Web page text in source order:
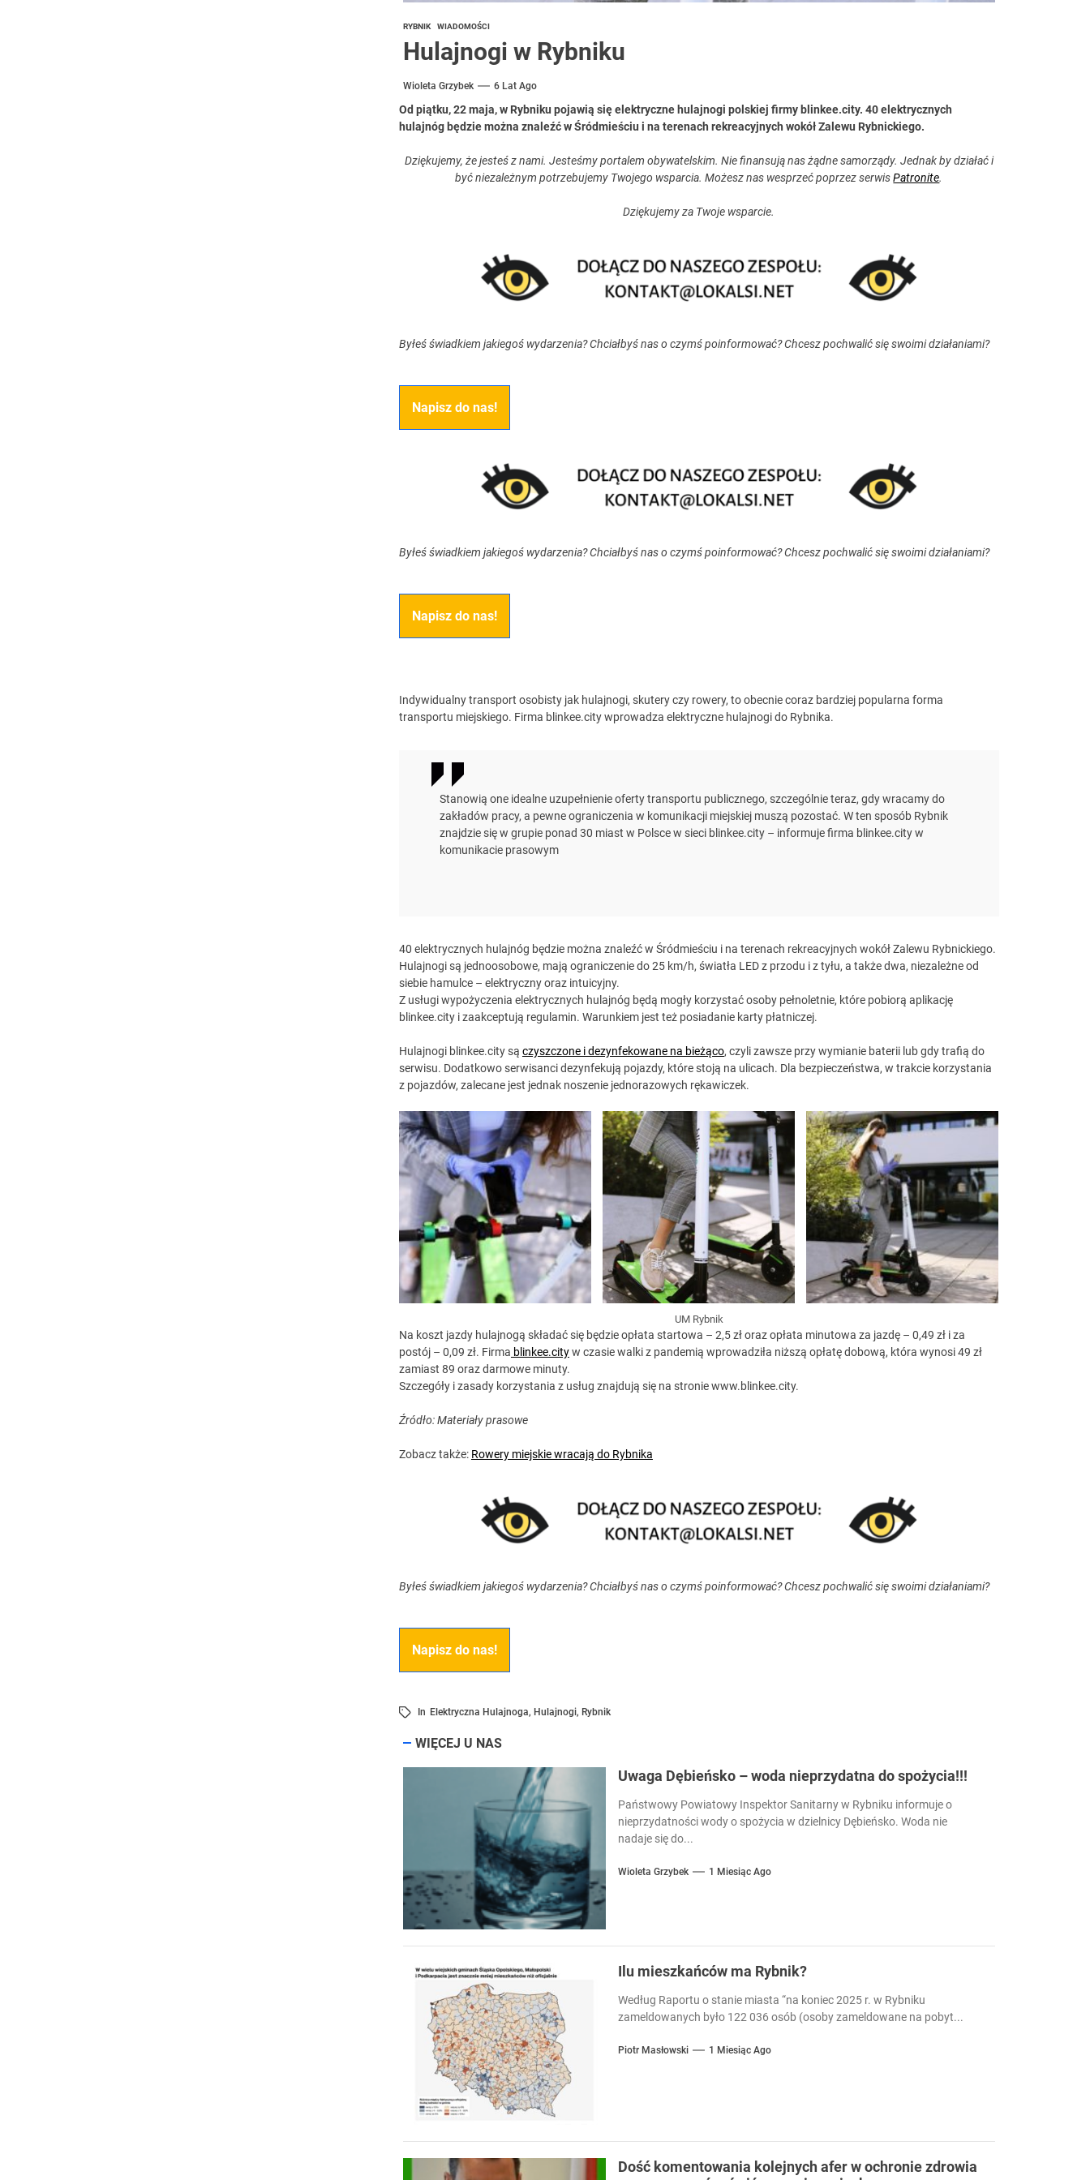
RYBNIK WIADOMOŚCI
Hulajnogi w Rybniku
Wioleta Grzybek 6 Lat Ago
Od piątku, 22 maja, w Rybniku pojawią się elektryczne hulajnogi polskiej firmy blinkee.city. 40 elektrycznych
hulajnóg będzie można znaleźć w Śródmieściu i na terenach rekreacyjnych wokół Zalewu Rybnickiego.
Dziękujemy, że jesteś z nami. Jesteśmy portalem obywatelskim. Nie finansują nas żądne samorządy. Jednak by działać i
być niezależnym potrzebujemy Twojego wsparcia. Możesz nas wesprzeć poprzez serwisPatronite.
Dziękujemy za Twoje wsparcie.
Byłeś świadkiem jakiegoś wydarzenia? Chciałbyś nas o czymś poinformować? Chcesz pochwalić się swoimi działaniami?
Napisz do nas!
Byłeś świadkiem jakiegoś wydarzenia? Chciałbyś nas o czymś poinformować? Chcesz pochwalić się swoimi działaniami?
Napisz do nas!
Indywidualny transport osobisty jak hulajnogi, skutery czy rowery, to obecnie coraz bardziej popularna forma
transportu miejskiego. Firma blinkee.city wprowadza elektryczne hulajnogi do Rybnika.
Stanowią one idealne uzupełnienie oferty transportu publicznego, szczególnie teraz, gdy wracamy do
zakładów pracy, a pewne ograniczenia w komunikacji miejskiej muszą pozostać. W ten sposób Rybnik
znajdzie się w grupie ponad 30 miast w Polsce w sieci blinkee.city – informuje firma blinkee.city w
komunikacie prasowym
40 elektrycznych hulajnóg będzie można znaleźć w Śródmieściu i na terenach rekreacyjnych wokół Zalewu Rybnickiego.
Hulajnogi są jednoosobowe, mają ograniczenie do 25 km/h, światła LED z przodu i z tyłu, a także dwa, niezależne od
siebie hamulce – elektryczny oraz intuicyjny.
Z usługi wypożyczenia elektrycznych hulajnóg będą mogły korzystać osoby pełnoletnie, które pobiorą aplikację
blinkee.city i zaakceptują regulamin. Warunkiem jest też posiadanie karty płatniczej.
Hulajnogi blinkee.city są czyszczone i dezynfekowane na bieżąco, czyli zawsze przy wymianie baterii lub gdy trafią do
serwisu. Dodatkowo serwisanci dezynfekują pojazdy, które stoją na ulicach. Dla bezpieczeństwa, w trakcie korzystania
z pojazdów, zalecane jest jednak noszenie jednorazowych rękawiczek.
UM Rybnik
Na koszt jazdy hulajnogą składać się będzie opłata startowa – 2,5 zł oraz opłata minutowa za jazdę – 0,49 zł i za
postój – 0,09 zł. Firma blinkee.cityw czasie walki z pandemią wprowadziła niższą opłatę dobową, która wynosi 49 zł
zamiast 89 oraz darmowe minuty.
Szczegóły i zasady korzystania z usług znajdują się na stronie www.blinkee.city.
Źródło: Materiały prasowe
Zobacz także: Rowery miejskie wracają do Rybnika
Byłeś świadkiem jakiegoś wydarzenia? Chciałbyś nas o czymś poinformować? Chcesz pochwalić się swoimi działaniami?
Napisz do nas!
In Elektryczna Hulajnoga, Hulajnogi, Rybnik
WIĘCEJ U NAS
Uwaga Dębieńsko – woda nieprzydatna do spożycia!!!
Państwowy Powiatowy Inspektor Sanitarny w Rybniku informuje o
nieprzydatności wody o spożycia w dzielnicy Dębieńsko. Woda nie
nadaje się do...
Wioleta Grzybek 1 Miesiąc Ago
Ilu mieszkańców ma Rybnik?
Według Raportu o stanie miasta “na koniec 2025 r. w Rybniku
zameldowanych było 122 036 osób (osoby zameldowane na pobyt...
Piotr Masłowski 1 Miesiąc Ago
Dość komentowania kolejnych afer w ochronie zdrowia